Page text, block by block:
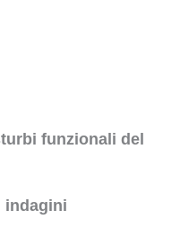
funzionali del
indagini